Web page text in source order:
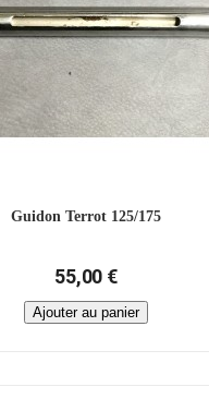
Guidon Terrot 125/175
55,00 €
Ajouter au panier